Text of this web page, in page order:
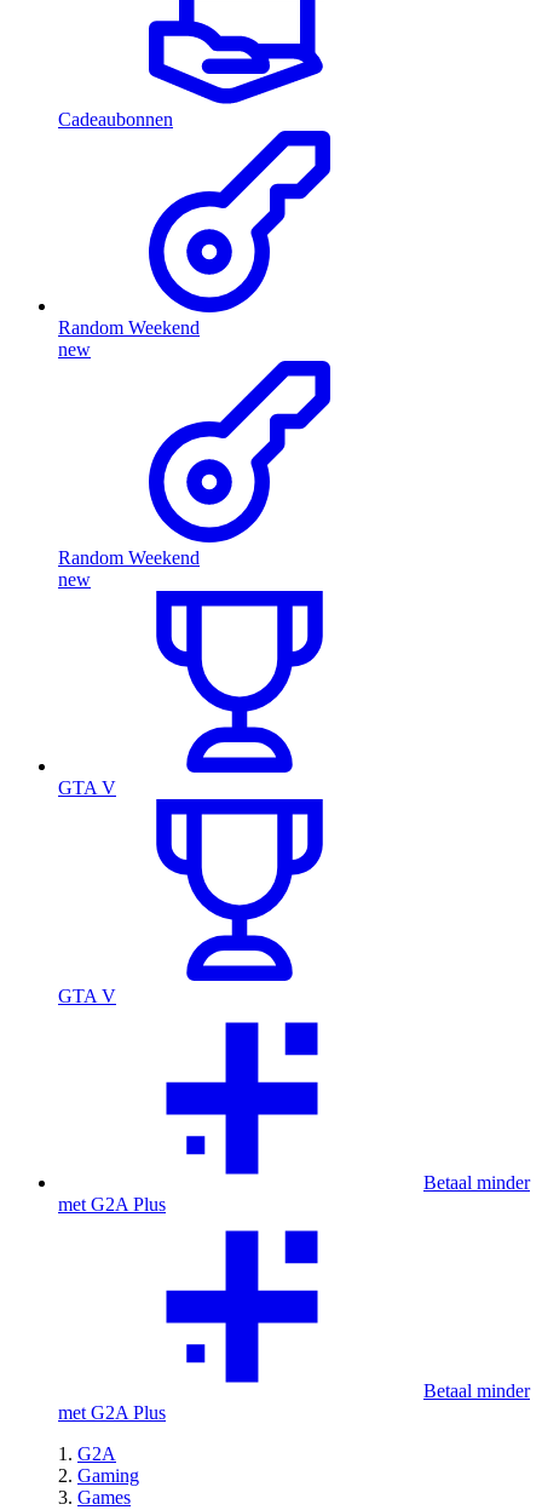
Cadeaubonnen
Random Weekend
new
Random Weekend
new
GTA V
GTA V
Betaal minder
met G2A Plus
Betaal minder
met G2A Plus
G2A
Gaming
Games